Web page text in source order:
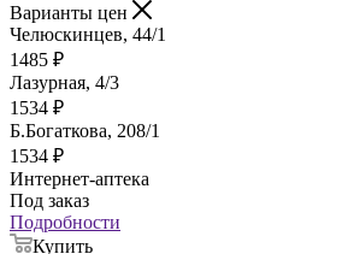
Варианты цен
Челюскинцев, 44/1
1485 ₽
Лазурная, 4/3
1534 ₽
Б.Богаткова, 208/1
1534 ₽
Интернет-аптека
Под заказ
Подробности
Купить